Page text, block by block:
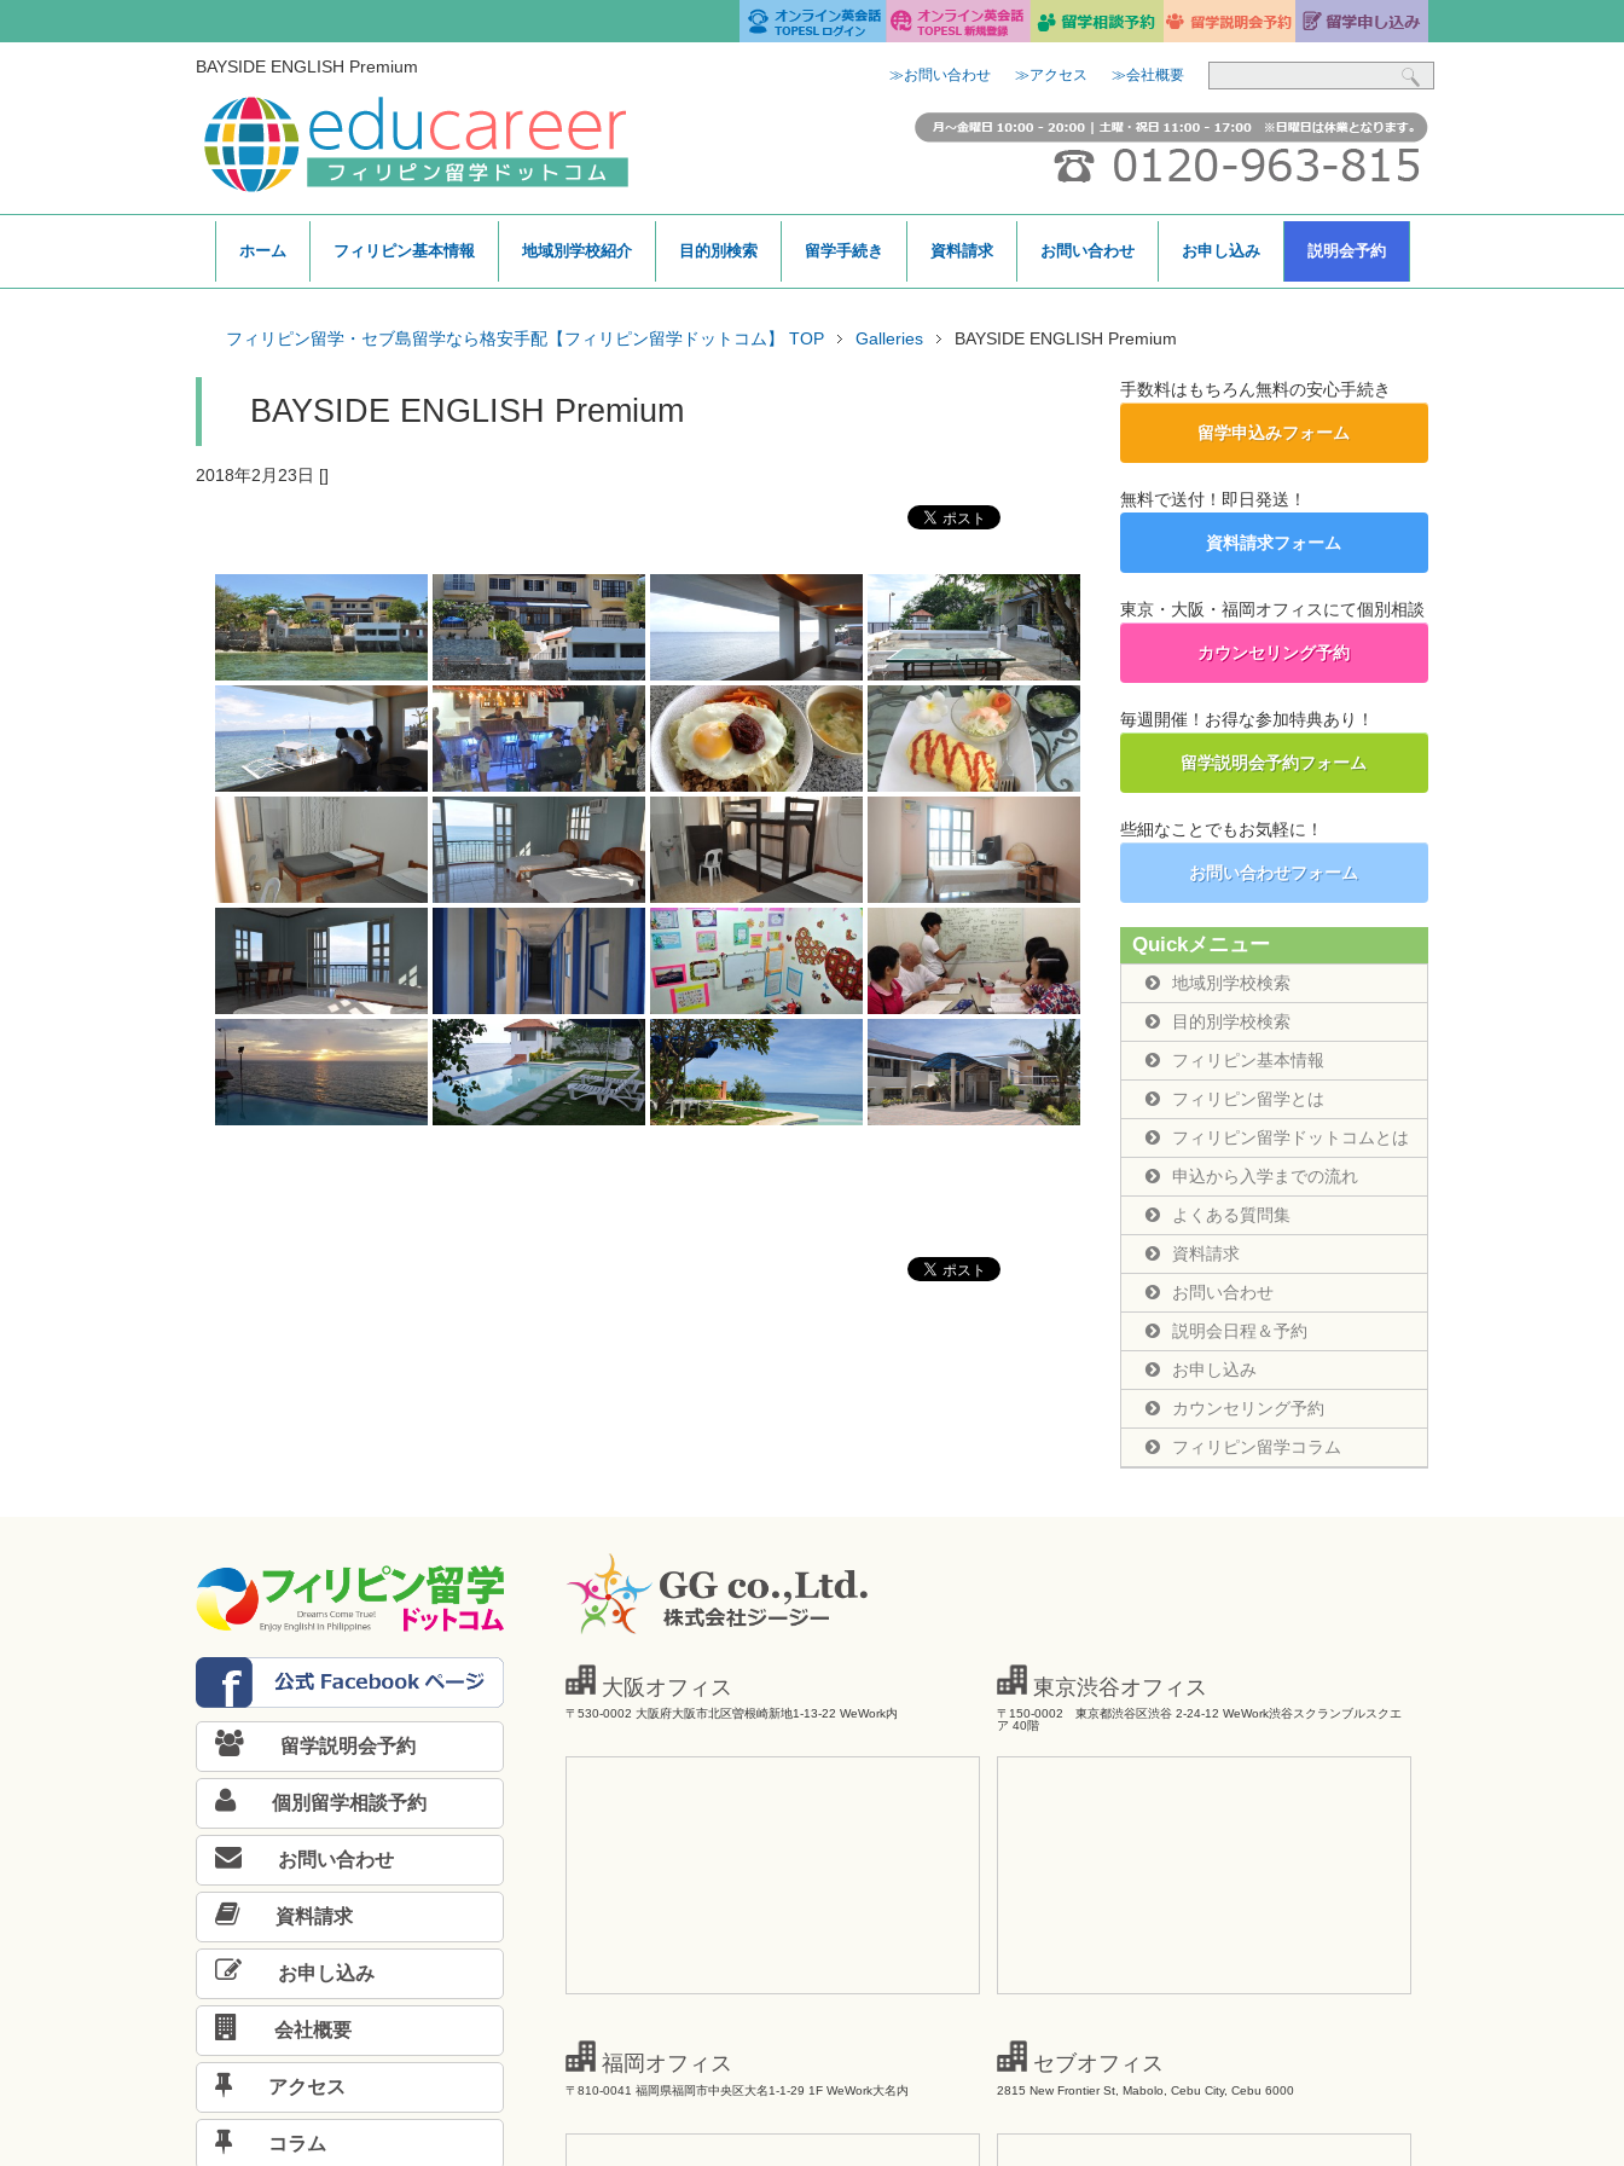
BAYSIDE ENGLISH Premium ≫会社概要
≫アクセス
≫お問い合わせ
ホーム フィリピン基本情報 地域別学校紹介 目的別検索 留学手続き 資料請求 お問い合わせ お申し込み 説明会予約
フィリピン留学・セブ島留学なら格安手配【フィリピン留学ドットコム】 TOP Galleries BAYSIDE ENGLISH Premium
BAYSIDE ENGLISH Premium
2018年2月23日 []
手数料はもちろん無料の安心手続き
留学申込みフォーム
無料で送付！即日発送！
資料請求フォーム
東京・大阪・福岡オフィスにて個別相談
カウンセリング予約
毎週開催！お得な参加特典あり！
留学説明会予約フォーム
些細なことでもお気軽に！
お問い合わせフォーム
Quickメニュー
地域別学校検索
目的別学校検索
フィリピン基本情報
フィリピン留学とは
フィリピン留学ドットコムとは
申込から入学までの流れ
よくある質問集
資料請求
お問い合わせ
説明会日程＆予約
お申し込み
カウンセリング予約
フィリピン留学コラム
留学説明会予約
個別留学相談予約
お問い合わせ
資料請求
お申し込み
会社概要
アクセス
コラム
大阪オフィス
〒530-0002 大阪府大阪市北区曽根崎新地1-13-22 WeWork内
東京渋谷オフィス
〒150-0002 東京都渋谷区渋谷 2-24-12 WeWork渋谷スクランブルスクエ
ア 40階
福岡オフィス
〒810-0041 福岡県福岡市中央区大名1-1-29 1F WeWork大名内
セブオフィス
2815 New Frontier St, Mabolo, Cebu City, Cebu 6000